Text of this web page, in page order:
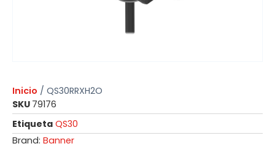
Inicio / QS30RRXH2O
SKU 79176
Etiqueta QS30
Brand: Banner